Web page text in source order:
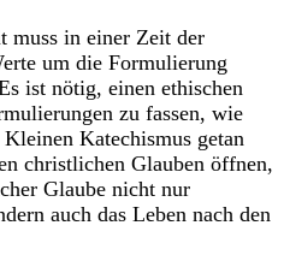
muss in einer Zeit der
um die Formulierung
ist nötig, einen ethischen
zu fassen, wie
Katechismus getan
christlichen Glauben öffnen,
Glaube nicht nur
auch das Leben nach den